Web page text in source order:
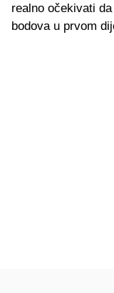
realno očekivati
bodova u prvom